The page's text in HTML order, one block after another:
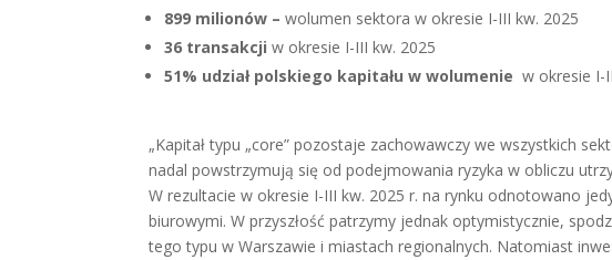
899 milionów –wolumen sektora w okresie I-III kw. 2025
36 transakcjiw okresie I-III kw. 2025
51% udział polskiego kapitału w wolumenie w okresie I-
„Kapitał typu „core” pozostaje zachowawczy we wszystkich
nadal powstrzymują się od podejmowania ryzyka w obliczu
W rezultacie w okresie I-III kw. 2025 r. na rynku odnotowano
biurowymi. W przyszłość patrzymy jednak optymistycznie,
tego typu w Warszawie i miastach regionalnych. Natomiast